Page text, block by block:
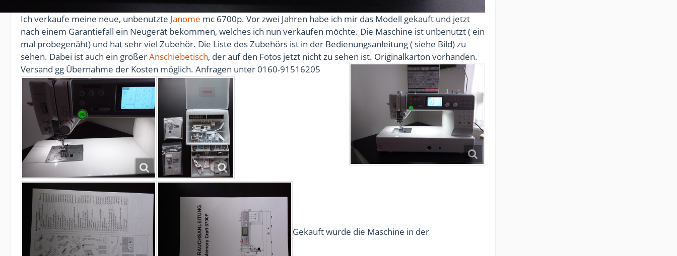
Ich verkaufe meine neue, unbenutzte Janome mc 6700p. Vor zwei Jahren habe ich mir das Modell gekauft und jetzt
nach einem Garantiefall ein Neugerät bekommen, welches ich nun verkaufen möchte. Die Maschine ist unbenutzt ( ein
mal probegenäht) und hat sehr viel Zubehör. Die Liste des Zubehörs ist in der Bedienungsanleitung ( siehe Bild) zu
sehen. Dabei ist auch ein großerAnschiebetisch, der auf den Fotos jetzt nicht zu sehen ist. Originalkarton vorhanden.
Versand gg Übernahme der Kosten möglich. Anfragen unter 0160-91516205
Gekauft wurde die Maschine in der